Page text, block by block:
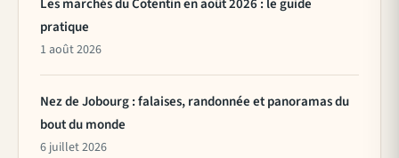
Les marchés du Cotentin en août 2026 : le guide
pratique
1 août 2026
Nez de Jobourg : falaises, randonnée et panoramas du
bout du monde
6 juillet 2026